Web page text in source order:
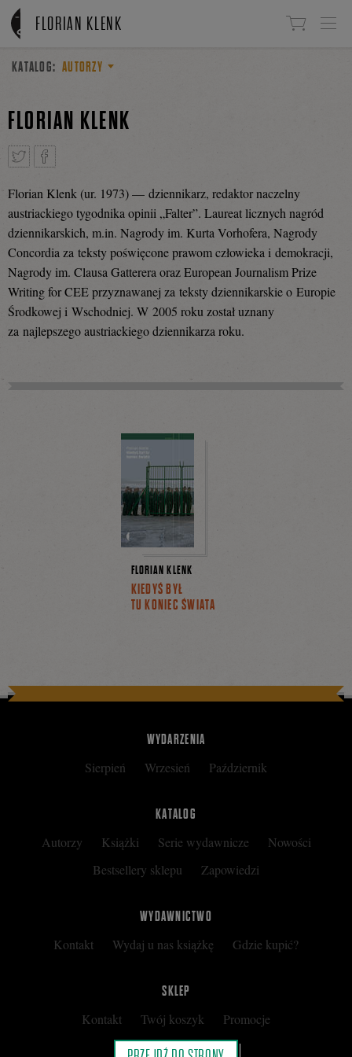
Linki do przejścia
FLORIAN KLENK
KATALOG: AUTORZY
FLORIAN KLENK
TweetnijPodziel
się
na
Florian Klenk (ur. 1973) — dziennikarz, redaktor naczelny
austriackiego tygodnika opinii „Falter”. Laureat licznych nagród
dziennikarskich, m.in. Nagrody im. Kurta Vorhofera, Nagrody
Concordia za teksty poświęcone prawom człowieka i demokracji,
Nagrody im. Clausa Gatterera oraz European Journalism Prize
Writing for CEE przyznawanej za teksty dziennikarskie o Europie
Środkowej i Wschodniej. W 2005 roku został uznany
za najlepszego austriackiego dziennikarza roku.
FLORIAN KLENK
KIEDYŚ BYŁ
TU KONIEC ŚWIATA
WYDARZENIA
Sierpień Wrzesień Październik
KATALOG
Autorzy Książki Serie wydawnicze
Nowości
Bestsellery sklepu
Zapowiedzi
WYDAWNICTWO
Kontakt Wydaj u nas książkę Gdzie kupić?
SKLEP
Kontakt Twój koszyk
Promocje
Kup kartę podarunkową
Nota prawna